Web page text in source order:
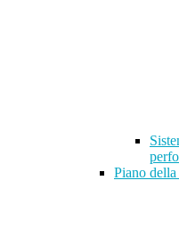
Piano